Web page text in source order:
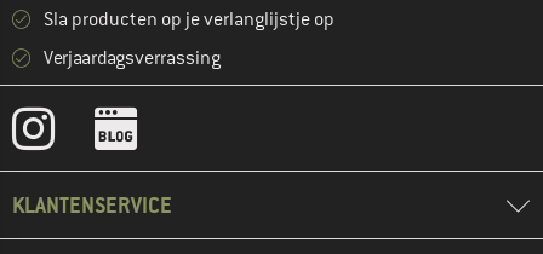
Sla producten op je verlanglijstje op
Verjaardagsverrassing
KLANTENSERVICE